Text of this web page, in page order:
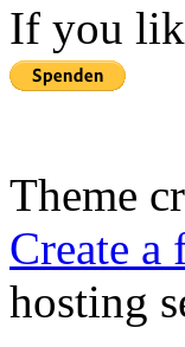
If you
Theme
Create a
hosting